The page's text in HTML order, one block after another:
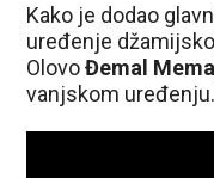
Kako je dodao
uređenje
OlovoĐemal
vanjskom uređenju.